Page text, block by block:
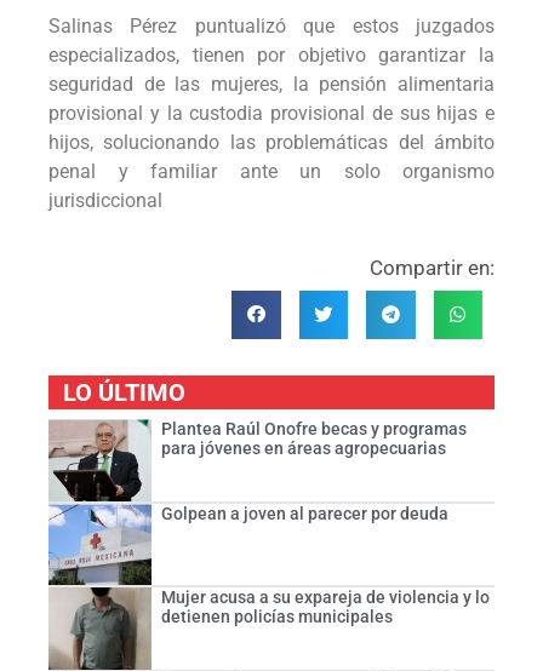
Salinas Pérez puntualizó que estos juzgados
especializados, tienen por objetivo garantizar la
seguridad de las mujeres, la pensión alimentaria
provisional y la custodia provisional de sus hijas e
hijos, solucionando las problemáticas del ámbito
penal y familiar ante un solo organismo
jurisdiccional
Compartir en:
LO ÚLTIMO
Plantea Raúl Onofre becas y programas
para jóvenes en áreas agropecuarias
Golpean a joven al parecer por deuda
Mujer acusa a su expareja de violencia y lo
detienen policías municipales